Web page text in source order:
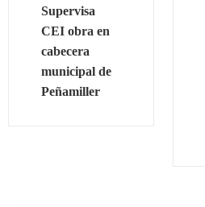
Supervisa
CEI obra en
cabecera
municipal de
Peñamiller